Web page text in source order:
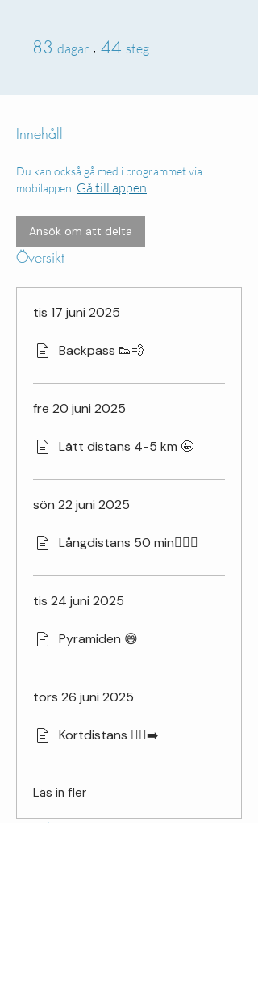
83 dagar
83 dagar
44 steg
Innehåll
Du kan också gå med i programmet via
mobilappen. Gå till appen
Ansök om att delta
Översikt
tis 17 juni 2025
Backpass 👟💨
fre 20 juni 2025
Lätt distans 4-5 km 🤩
sön 22 juni 2025
Långdistans 50 min🏃🏽‍♀️
tis 24 juni 2025
Pyramiden 😅
tors 26 juni 2025
Kortdistans 🏃‍♀️‍➡️
Läs in fler
Instruktörer